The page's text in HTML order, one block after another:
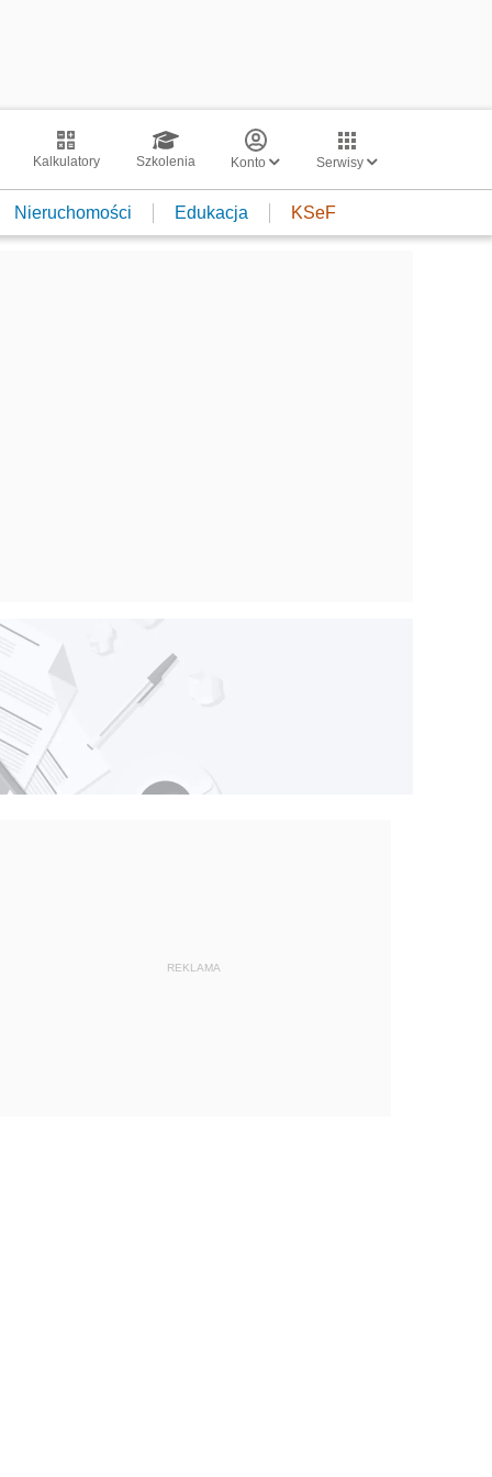
Kalkulatory Szkolenia Konto Serwisy
Nieruchomości Edukacja KSeF
REKLAMA